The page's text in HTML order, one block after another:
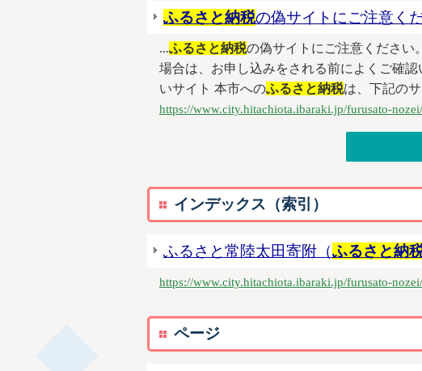
ふるさと納税の偽サイトにご注意くだ
...ふるさと納税の偽サイトにご注意ください
場合は、お申し込みをされる前によくご確
いサイト 本市へのふるさと納税は、下記の
https://www.city.hitachiota.ibaraki.jp/furusato-
インデックス（索引）
ふるさと常陸太田寄附（ふるさと納
https://www.city.hitachiota.ibaraki.jp/furusato-nozei/
ページ